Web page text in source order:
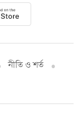
নীতি ও শর্ত